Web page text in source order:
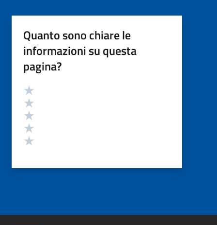
Quanto sono chiare le
informazioni su questa
pagina?
Valutazione